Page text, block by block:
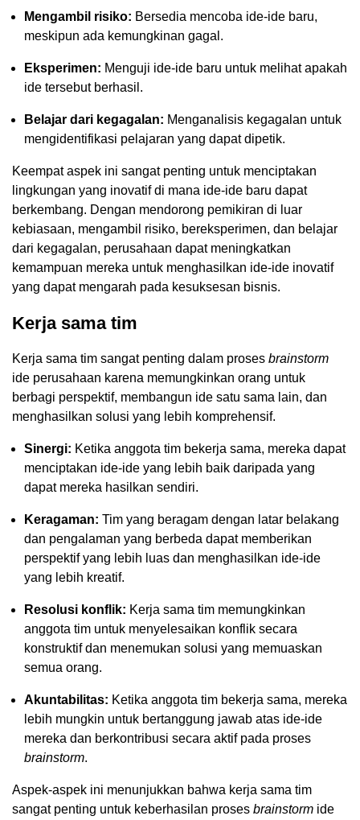
Mengambil risiko: Bersedia mencoba ide-ide baru,
meskipun ada kemungkinan gagal.
Eksperimen: Menguji ide-ide baru untuk melihat apakah
ide tersebut berhasil.
Belajar dari kegagalan: Menganalisis kegagalan untuk
mengidentifikasi pelajaran yang dapat dipetik.
Keempat aspek ini sangat penting untuk menciptakan
lingkungan yang inovatif di mana ide-ide baru dapat
berkembang. Dengan mendorong pemikiran di luar
kebiasaan, mengambil risiko, bereksperimen, dan belajar
dari kegagalan, perusahaan dapat meningkatkan
kemampuan mereka untuk menghasilkan ide-ide inovatif
yang dapat mengarah pada kesuksesan bisnis.
Kerja sama tim
Kerja sama tim sangat penting dalam proses brainstorm
ide perusahaan karena memungkinkan orang untuk
berbagi perspektif, membangun ide satu sama lain, dan
menghasilkan solusi yang lebih komprehensif.
Sinergi: Ketika anggota tim bekerja sama, mereka dapat
menciptakan ide-ide yang lebih baik daripada yang
dapat mereka hasilkan sendiri.
Keragaman: Tim yang beragam dengan latar belakang
dan pengalaman yang berbeda dapat memberikan
perspektif yang lebih luas dan menghasilkan ide-ide
yang lebih kreatif.
Resolusi konflik: Kerja sama tim memungkinkan
anggota tim untuk menyelesaikan konflik secara
konstruktif dan menemukan solusi yang memuaskan
semua orang.
Akuntabilitas: Ketika anggota tim bekerja sama, mereka
lebih mungkin untuk bertanggung jawab atas ide-ide
mereka dan berkontribusi secara aktif pada proses
brainstorm.
Aspek-aspek ini menunjukkan bahwa kerja sama tim
sangat penting untuk keberhasilan proses brainstorm ide